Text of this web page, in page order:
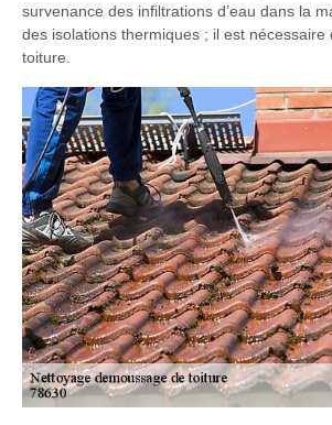
survenance des infiltrations d’eau dans la
des isolations thermiques ; il est nécessaire
toiture.